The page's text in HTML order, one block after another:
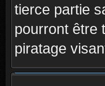
tierce partie
pourront être
piratage